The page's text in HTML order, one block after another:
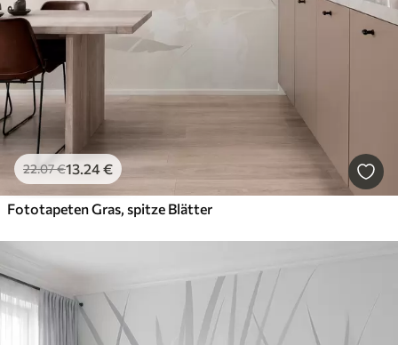
22.07€13.24€
Fototapeten Gras, spitze Blätter